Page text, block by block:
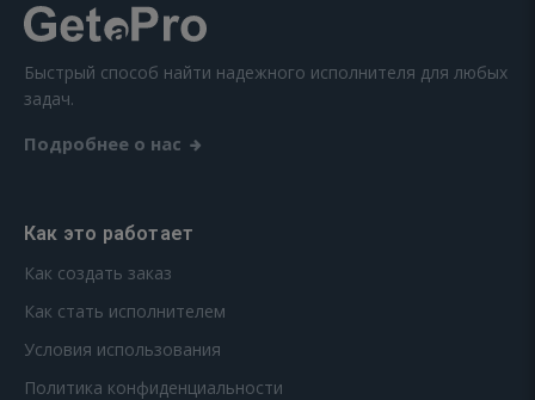
Быстрый способ найти надежного исполнителя для любых
задач.
Подробнее о нас
Как это работает
Как создать заказ
Как стать исполнителем
Условия использования
Политика конфиденциальности